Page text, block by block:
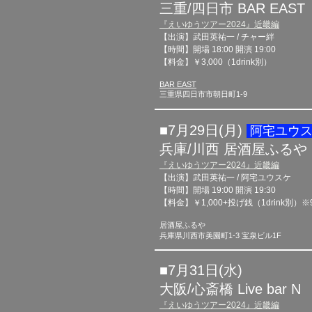
三重/四日市 BAR EAST
『えいゆうツアー​2024』近畿編
【出演】武田英祐一 / チャー絆
【時間】開場 18:00 開演 19:00
【料金】￥3,000（1drink別）
BAR EAST
三重県四日市市朝日町1-9
■7月29日(月)​ 阿宅ユウ
兵庫/川西 居酒屋ふるや
『えいゆうツアー​2024』近畿編
【出演】武田英祐一 / 阿宅ユウスケ
【時間】開場 19:00 開演 19:30
【料金】￥1,000+投げ銭（1drink別）
居酒屋ふるや
兵庫県川西市美園町1-3 宝泉ビル1F
■7 月31日(水)​
大阪/心斎橋 Live bar N
『えいゆうツアー​2024』近畿編